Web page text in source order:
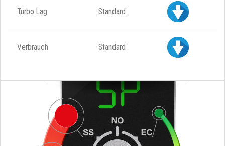
Turbo Lag Standard
Verbrauch Standard